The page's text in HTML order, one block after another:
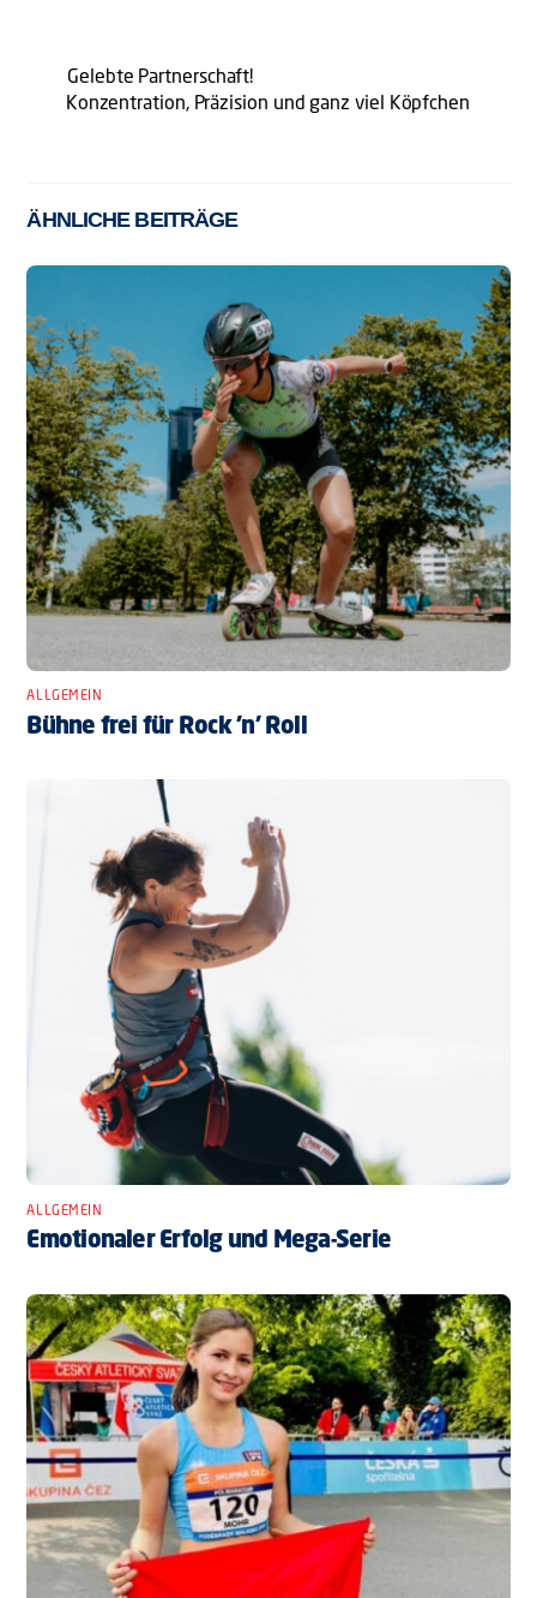
Gelebte Partnerschaft!
Konzentration, Präzision und ganz viel Köpfchen
ÄHNLICHE BEITRÄGE
ALLGEMEIN
Bühne frei für Rock ’n’ Roll
ALLGEMEIN
Emotionaler Erfolg und Mega-Serie